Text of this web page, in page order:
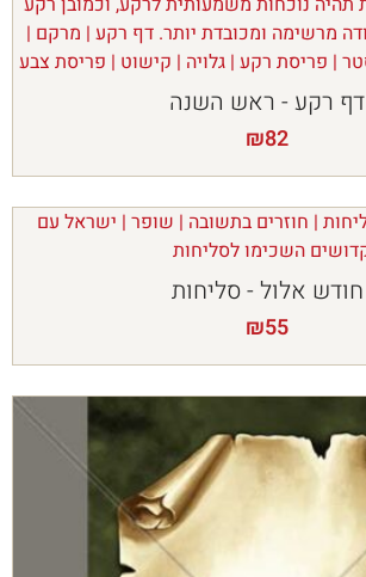
דף רקע - ראש השנה
₪82
חודש אלול - סליחות
₪55